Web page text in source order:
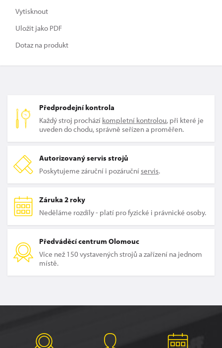
Vytisknout
Uložit jako PDF
Dotaz na produkt
Předprodejní kontrola
Každý stroj prochází kompletní kontrolou, při které je
uveden do chodu, správně seřízen a proměřen.
Autorizovaný servis strojů
Poskytujeme záruční i pozáruční servis.
Záruka 2 roky
Neděláme rozdíly - platí pro fyzické i právnické osoby.
Předváděcí centrum Olomouc
Více než 150 vystavených strojů a zařízení na jednom
místě.